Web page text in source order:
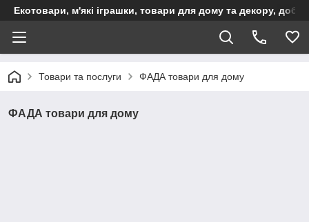
Екотовари, м'які іграшки, товари для дому та декору,
Товари та послуги ФАДА товари для дому
ФАДА товари для дому